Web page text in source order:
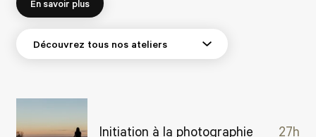
En savoir plus
Initiation à la photographie 27h